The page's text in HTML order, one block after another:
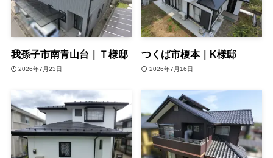
我孫子市南青山台｜Ｔ様邸
2026年7月23日
つくば市榎本｜K様邸
2026年7月16日